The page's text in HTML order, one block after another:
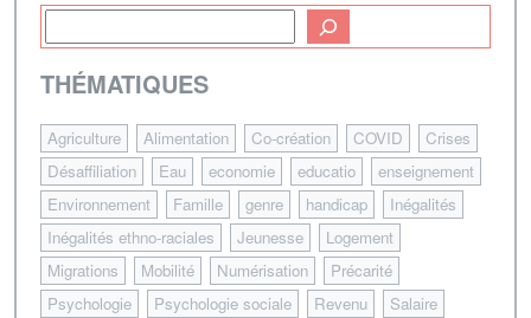
THÉMATIQUES
Agriculture Alimentation Co-création COVID
Crises
Désaffiliation
Eau economie educatio
enseignement
Environnement
Famille genre handicap
Inégalités
Inégalités ethno-raciales
Jeunesse
Logement
Migrations
Mobilité Numérisation
Précarité
Psychologie
Psychologie sociale Revenu
Salaire